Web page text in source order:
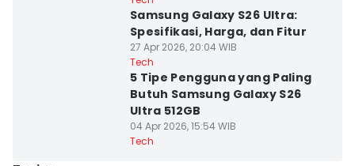
Samsung Galaxy S26 Ultra:
Spesifikasi, Harga, dan Fitur
27 Apr 2026, 20:04 WIB
Tech
5 Tipe Pengguna yang Paling
Butuh Samsung Galaxy S26
Ultra 512GB
04 Apr 2026, 15:54 WIB
Tech